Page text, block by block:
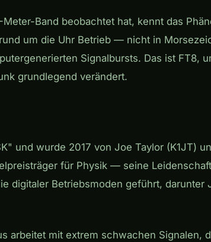
Band beobachtet hat, kennt das
um die Uhr Betrieb — nicht in
Signalbursts. Das ist FT8,
grundlegend verändert.
und wurde 2017 von Joe Taylor (K1JT)
für Physik — seine
digitaler Betriebsmoden geführt, darunter
arbeitet mit extrem schwachen Signalen,